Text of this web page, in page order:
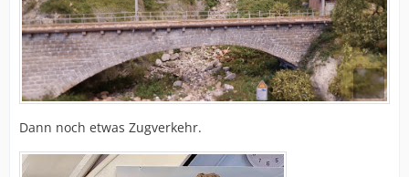
Dann noch etwas Zugverkehr.